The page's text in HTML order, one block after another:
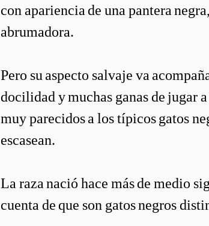
con apariencia de una pantera
abrumadora.
Pero su aspecto salvaje va
docilidad y muchas ganas de jugar
muy parecidos a los típicos gatos
escasean.
La raza nació hace más de medio
cuenta de que son gatos negros